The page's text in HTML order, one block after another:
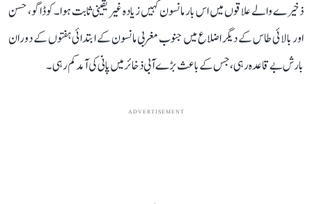
ذخیرے والے علاقوں میں اس بار مانسون کہیں زیادہ غیر یقینی ثابت ہوا۔ کوڈاگو، حسن
اور بالائی طاس کے دیگر اضلاع میں جنوب مغربی مانسون کے ابتدائی ہفتوں کے دوران
بارش بے قاعدہ رہی، جس کے باعث بڑے آبی ذخائر میں پانی کی آمد کم رہی۔
ADVERTISEMENT